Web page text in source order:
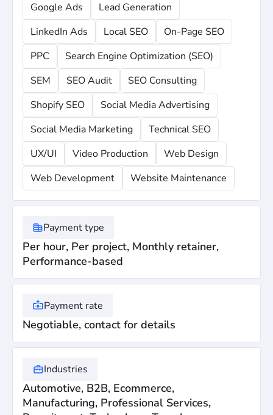
Google Ads
Lead Generation
LinkedIn Ads
Local SEO
On-Page SEO
PPC
Search Engine Optimization (SEO)
SEM
SEO Audit
SEO Consulting
Shopify SEO
Social Media Advertising
Social Media Marketing
Technical SEO
UX/UI
Video Production
Web Design
Web Development
Website Maintenance
Payment type
Per hour, Per project, Monthly retainer,
Performance-based
Payment rate
Negotiable, contact for details
Industries
Automotive, B2B, Ecommerce,
Manufacturing, Professional Services,